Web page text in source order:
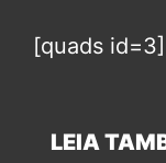
[quads id=3]
LEIA